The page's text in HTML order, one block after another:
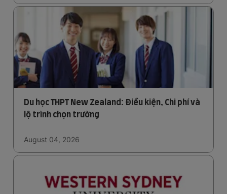
Du học THPT New Zealand: Điều kiện, Chi phí và
lộ trình chọn trường
August 04, 2026